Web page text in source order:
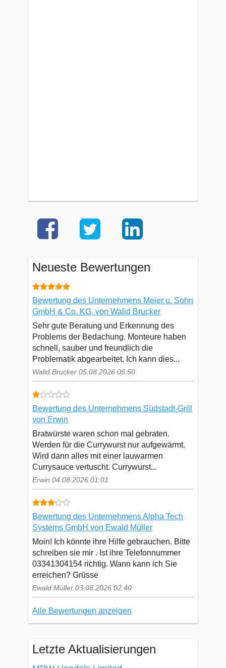
Neueste Bewertungen
Bewertung des Unternehmens Meier u. Sohn
GmbH & Co. KG, von Walid Brucker
Sehr gute Beratung und Erkennung des
Problems der Bedachung. Monteure haben
schnell, sauber und freundlich die
Problematik abgearbeitet. Ich kann dies...
Walid Brucker 05.08.2026 06:50
Bewertung des Unternehmens Südstadt-Grill
von Erwin
Bratwürste waren schon mal gebraten.
Werden für die Currywurst nur aufgewärmt.
Wird dann alles mit einer lauwarmen
Currysauce vertuscht. Currywurst...
Erwin 04.08.2026 01:01
Bewertung des Unternehmens Alpha Tech
Systems GmbH von Ewald Müller
Moin! Ich könnte ihre Hilfe gebrauchen. Bitte
schreiben sie mir . Ist ihre Telefonnummer
03341304154 richtig. Wann kann ich Sie
erreichen? Grüsse
Ewald Müller 03.08.2026 02:40
Alle Bewertungen anzeigen
Letzte Aktualisierungen